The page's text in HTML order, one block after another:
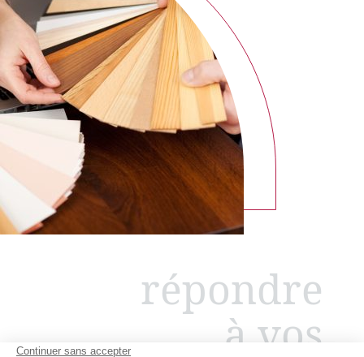
répondre
à vos